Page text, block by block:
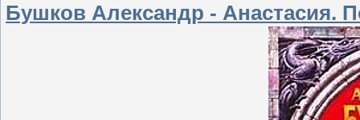
Бушков Александр - Анастасия.